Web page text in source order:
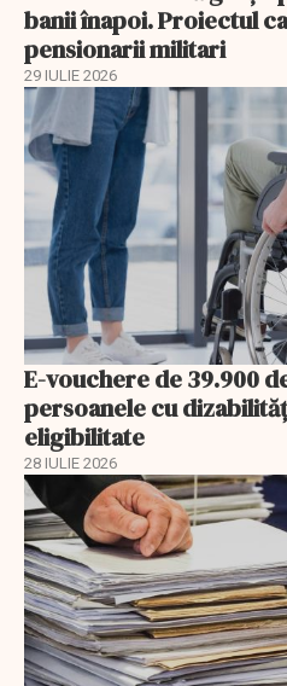
banii înapoi. Proiectul
pensionarii militari
29 IULIE 2026
E-vouchere de 39.900
persoanele cu
eligibilitate
28 IULIE 2026